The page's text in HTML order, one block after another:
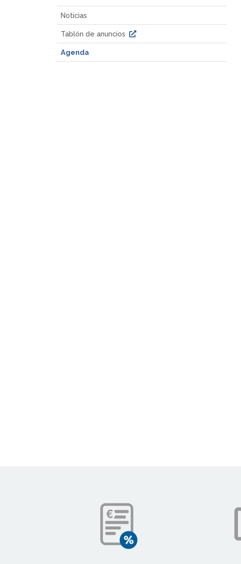
Noticias
Tablón de anuncios
Agenda